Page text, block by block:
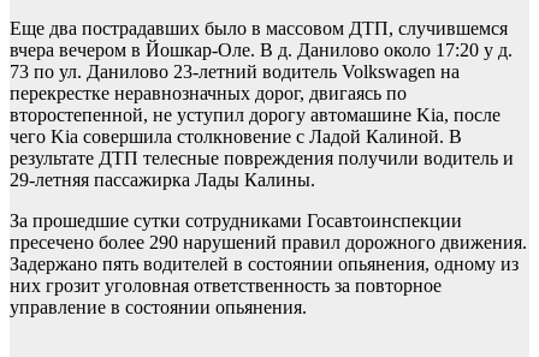
Еще два пострадавших было в массовом ДТП, случившемся
вчера вечером в Йошкар-Оле. В д. Данилово около 17:20 у д.
73 по ул. Данилово 23-летний водитель Volkswagen на
перекрестке неравнозначных дорог, двигаясь по
второстепенной, не уступил дорогу автомашине Kia, после
чего Kia совершила столкновение с Ладой Калиной. В
результате ДТП телесные повреждения получили водитель и
29-летняя пассажирка Лады Калины.
За прошедшие сутки сотрудниками Госавтоинспекции
пресечено более 290 нарушений правил дорожного движения.
Задержано пять водителей в состоянии опьянения, одному из
них грозит уголовная ответственность за повторное
управление в состоянии опьянения.